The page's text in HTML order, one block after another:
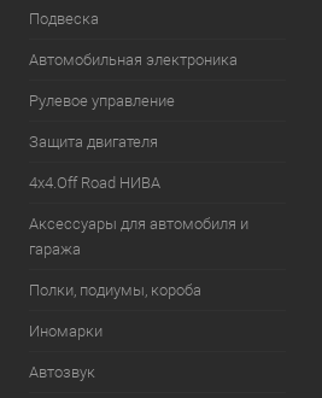
Подвеска
Автомобильная электроника
Рулевое управление
Защита двигателя
4х4.Off Road НИВА
Аксессуары для автомобиля и
гаража
Полки, подиумы, короба
Иномарки
Автозвук